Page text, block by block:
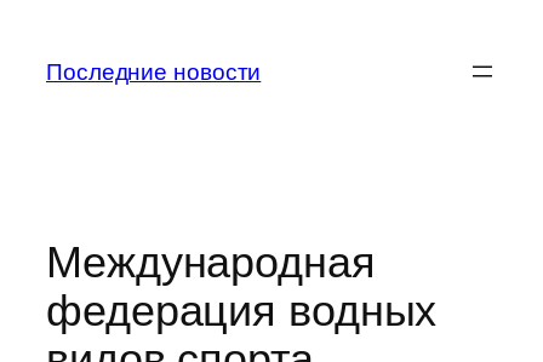
содержимому
Последние новости
Международная
федерация водных